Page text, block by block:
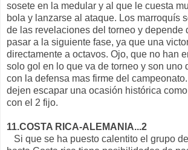
sosete en la medular y al que le cuesta
bola y lanzarse al ataque. Los marroquís
de las revelaciones del torneo y depende
pasar a la siguiente fase, ya que una
directamente a octavos. Ojo, que no han
solo gol en lo que va de torneo y son uno
con la defensa mas firme del
dejen escapar una ocasión histórica
con el 2 fijo.
11.COSTA RICA-ALEMANIA...2
Si que se ha puesto calentito el grupo